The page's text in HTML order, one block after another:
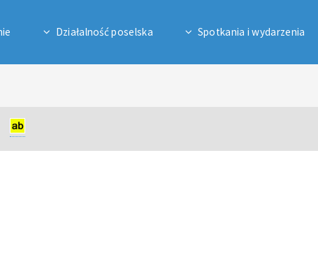
Działalność poselska Spotkania i wydarzenia